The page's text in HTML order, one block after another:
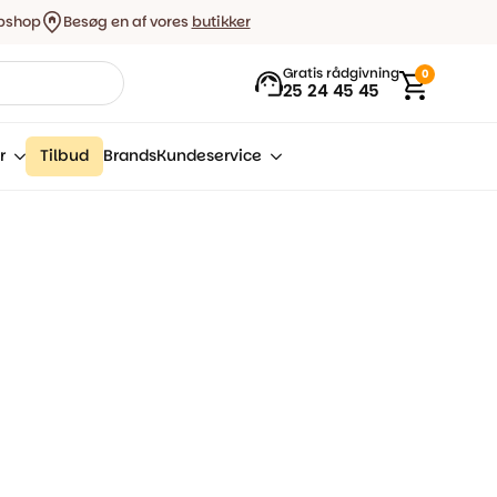
Besøg en af vores butikker
Gratis rådgivning
25 24 45 45
0
Tilbud BrandsKundeservice